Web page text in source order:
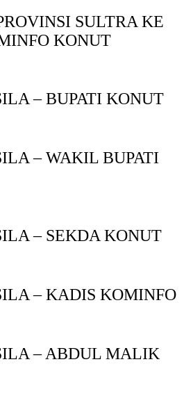
SULTRA KE
KONUT
– BUPATI KONUT
– WAKIL BUPATI
– SEKDA KONUT
– KADIS KOMINFO
– ABDUL MALIK